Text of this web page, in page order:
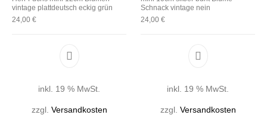
vintage plattdeutsch eckig grün
24,00 €
inkl. 19 % MwSt.
zzgl. Versandkosten
Schnack vintage nein
24,00 €
inkl. 19 % MwSt.
zzgl. Versandkosten